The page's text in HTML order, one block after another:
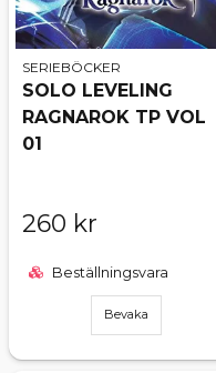
SERIEBÖCKER
SOLO LEVELING
RAGNAROK TP VOL
01
260 kr
Beställningsvara
Bevaka